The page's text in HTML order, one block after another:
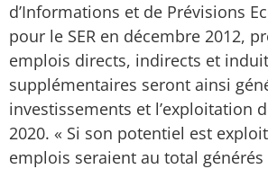
d’Informations et de Prévisions
pour le SER en décembre 2012,
emplois directs, indirects et
supplémentaires seront ainsi
investissements et l’exploitation
2020. « Si son potentiel est
emplois seraient au total